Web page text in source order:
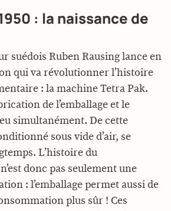
: la naissance de
suédois Ruben Rausing lance en
qui va révolutionner l’histoire
: la machine Tetra Pak.
de l’emballage et le
simultanément. De cette
sous vide d’air, se
L’histoire du
donc pas seulement une
: l’emballage permet aussi de
plus sûr ! Ces